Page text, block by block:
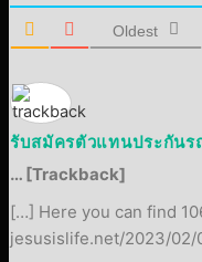
Oldest
รับสมัครตัวแทนประกันร
… [Trackback]
[…] Here you can find
jesusislife.net/2023/